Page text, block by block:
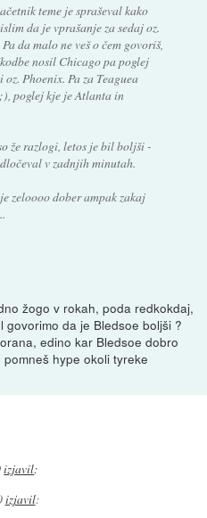
teme je spraševal kako
da je vprašanje za sedaj oz.
da malo ne veš o čem govoriš,
nosil Chicago pa poglej
Phoenix. Pa za Teaguea
poglej kje je Atlanta in
že razlogi, letos je bil boljši -
v zadnjih minutah.
zeloooo dober ampak zakaj
žogo v rokah, poda redkokdaj,
da je Bledsoe boljši ?
edino kar Bledsoe dobro
hype okoli tyreke
izjavil:
izjavil: